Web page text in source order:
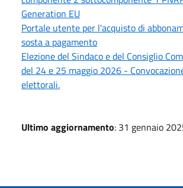
Generation EU
Portale utente per l'acquisto di
sosta a pagamento
Elezione del Sindaco e del Consiglio
del 24 e 25 maggio 2026 -
elettorali.
Ultimo aggiornamento: 31 gennaio